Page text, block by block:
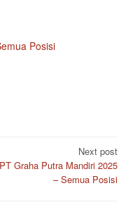
Posisi
Next post
Graha Putra Mandiri 2025
– Semua Posisi